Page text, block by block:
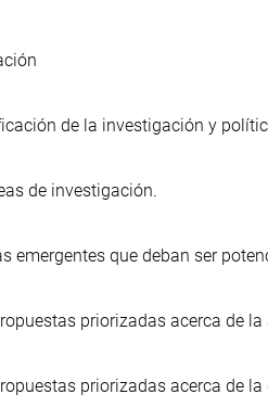
de la investigación y
de investigación.
emergentes que deban ser
priorizadas acerca de
priorizadas acerca de